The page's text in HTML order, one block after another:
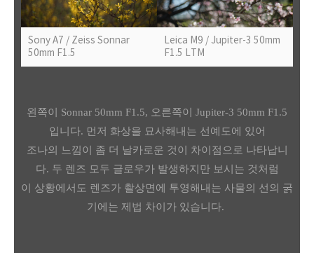
Sony A7 / Zeiss Sonnar
50mm F1.5
Leica M9 / Jupiter-3 50mm
F1.5 LTM
왼쪽이 Sonnar 50mm F1.5, 오른쪽이 Jupiter-3 50mm F1.5
입니다. 먼저 화상을 묘사해내는 선예도에 있어
조나의 느낌이 좀 더 날카로운 것이 차이점으로 나타납니
다. 두 렌즈 모두 글로우가 발생하지만 보시는 것처럼
이 상황에서도 렌즈가 촬상면에 투영해내는 사물의 선의 굵
기에는 제법 차이가 있습니다.